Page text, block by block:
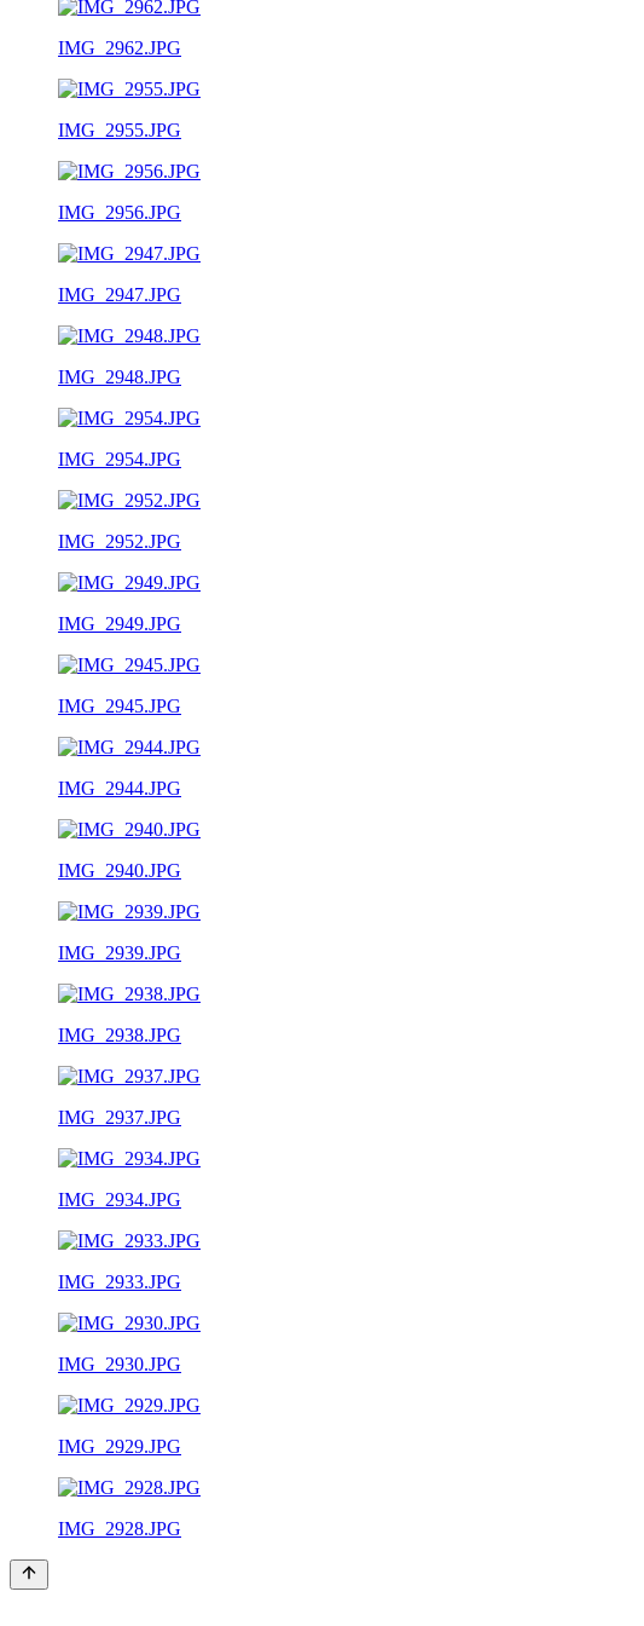
IMG_2962.JPG
IMG_2955.JPG
IMG_2956.JPG
IMG_2947.JPG
IMG_2948.JPG
IMG_2954.JPG
IMG_2952.JPG
IMG_2949.JPG
IMG_2945.JPG
IMG_2944.JPG
IMG_2940.JPG
IMG_2939.JPG
IMG_2938.JPG
IMG_2937.JPG
IMG_2934.JPG
IMG_2933.JPG
IMG_2930.JPG
IMG_2929.JPG
IMG_2928.JPG